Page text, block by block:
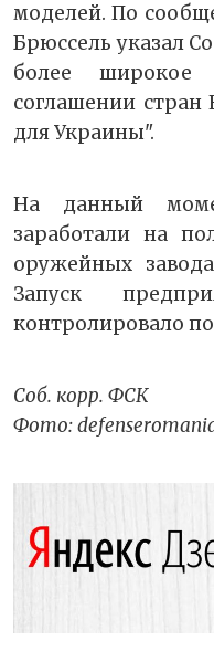
моделей. По
Брюссель указал
более широкое
соглашении стран
для Украины".
На данный
заработали на
оружейных
Запуск
контролировало
Соб. корр. ФСК
Фото: